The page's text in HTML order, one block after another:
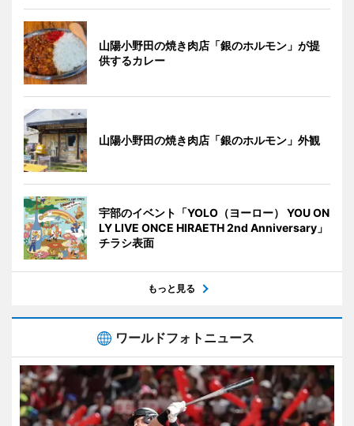
山陽小野田の焼き肉店「銀のホルモン」が提
供するカレー
山陽小野田の焼き肉店「銀のホルモン」外観
宇部のイベント「YOLO（ヨーロー） YOU ON
LY LIVE ONCE HIRAETH 2nd Anniversary」
チラシ表面
もっと見る
ワールドフォトニュース